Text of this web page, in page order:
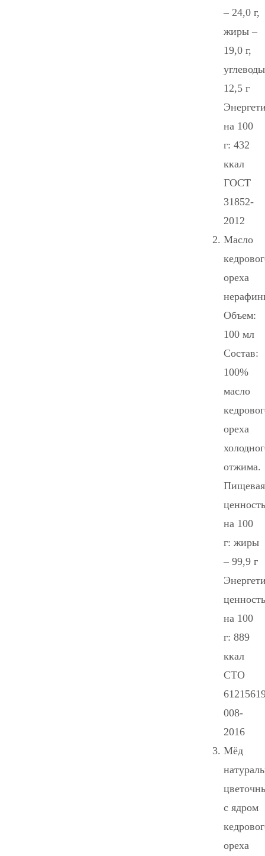
– 24,0 г,
жиры –
19,0 г,
углеводы
12,5 г
на 100
г: 432
ккал
ГОСТ
31852-
2012
Масло
ореха
Объем:
100 мл
Состав:
100%
масло
ореха
отжима.
Пищевая
ценность
на 100
г: жиры
– 99,9 г
ценность
на 100
г: 889
ккал
СТО
008-
2016
Мёд
с ядром
ореха